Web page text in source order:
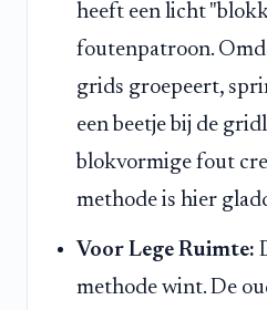
heeft een licht
foutenpatroon.
grids groepeert,
een beetje bij de
blokvormige fout
methode is hier
Voor Lege Ruimte:
methode wint. De